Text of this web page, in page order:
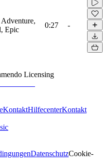
Epic
0:27 -
Licensing
KontaktHilfecenterKontakt
DatenschutzCookie-